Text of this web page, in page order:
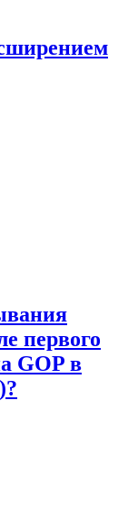
первого
GOP в